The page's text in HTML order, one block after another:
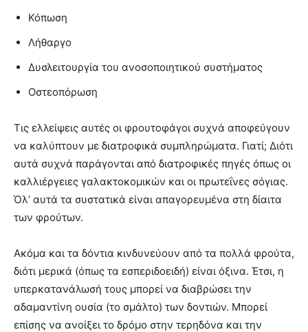
Κόπωση
Λήθαργο
Δυσλειτουργία του ανοσοποιητικού συστήματος
Οστεοπόρωση
Τις ελλείψεις αυτές οι φρουτοφάγοι συχνά αποφεύγουν
να καλύπτουν με διατροφικά συμπληρώματα. Γιατί; Διότι
αυτά συχνά παράγονται από διατροφικές πηγές όπως οι
καλλιέργειες γαλακτοκομικών και οι πρωτεΐνες σόγιας.
Όλ’ αυτά τα συστατικά είναι απαγορευμένα στη δίαιτα
των φρούτων.
Ακόμα και τα δόντια κινδυνεύουν από τα πολλά φρούτα,
διότι μερικά (όπως τα εσπεριδοειδή) είναι όξινα. Έτσι, η
υπερκατανάλωσή τους μπορεί να διαβρώσει την
αδαμαντίνη ουσία (το σμάλτο) των δοντιών. Μπορεί
επίσης να ανοίξει το δρόμο στην τερηδόνα και την